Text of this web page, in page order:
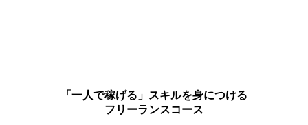
「一人で稼げる」スキルを身につける
フリーランスコース